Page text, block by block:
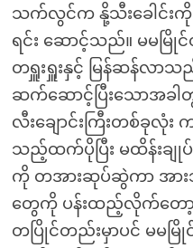
သက်လွင်က နို့သီးခေါင်
ရင်း ဆောင့်သည်။ မမ
တရှူးရှူးနှင့် မြန်ဆန်လာသ
ဆက်ဆောင့်ပြီးသောအ
လီးချောင်းကြီးတစ်ခုလုံ
သည့်ထက်ပိုပြီး မထိန်းချုပ်
ကို တအားဆုပ်ဆွဲကာ အား
တွေကို ပန်းထည့်လိုက်တေ
တပြိုင်တည်းမှာပင် မမမ